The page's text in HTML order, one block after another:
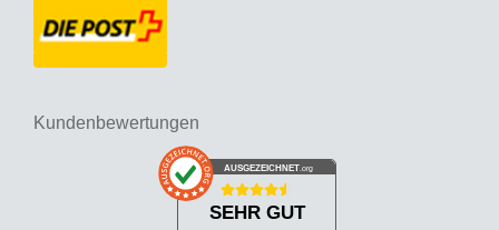
Kundenbewertungen
AUSGEZEICHNET .org
SEHR GUT